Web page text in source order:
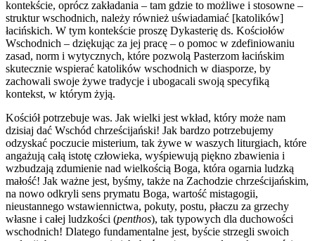
kontekście, oprócz zakładania – tam gdzie to możliwe i stosowne –
struktur wschodnich, należy również uświadamiać [katolików]
łacińskich. W tym kontekście proszę Dykasterię ds. Kościołów
Wschodnich – dziękując za jej pracę – o pomoc w zdefiniowaniu
zasad, norm i wytycznych, które pozwolą Pasterzom łacińskim
skutecznie wspierać katolików wschodnich w diasporze, by
zachowali swoje żywe tradycje i ubogacali swoją specyfiką
kontekst, w którym żyją.
Kościół potrzebuje was. Jak wielki jest wkład, który może nam
dzisiaj dać Wschód chrześcijański! Jak bardzo potrzebujemy
odzyskać poczucie misterium, tak żywe w waszych liturgiach, które
angażują całą istotę człowieka, wyśpiewują piękno zbawienia i
wzbudzają zdumienie nad wielkością Boga, która ogarnia ludzką
małość! Jak ważne jest, byśmy, także na Zachodzie chrześcijańskim,
na nowo odkryli sens prymatu Boga, wartość mistagogii,
nieustannego wstawiennictwa, pokuty, postu, płaczu za grzechy
własne i całej ludzkości (penthos), tak typowych dla duchowości
wschodnich! Dlatego fundamentalne jest, byście strzegli swoich